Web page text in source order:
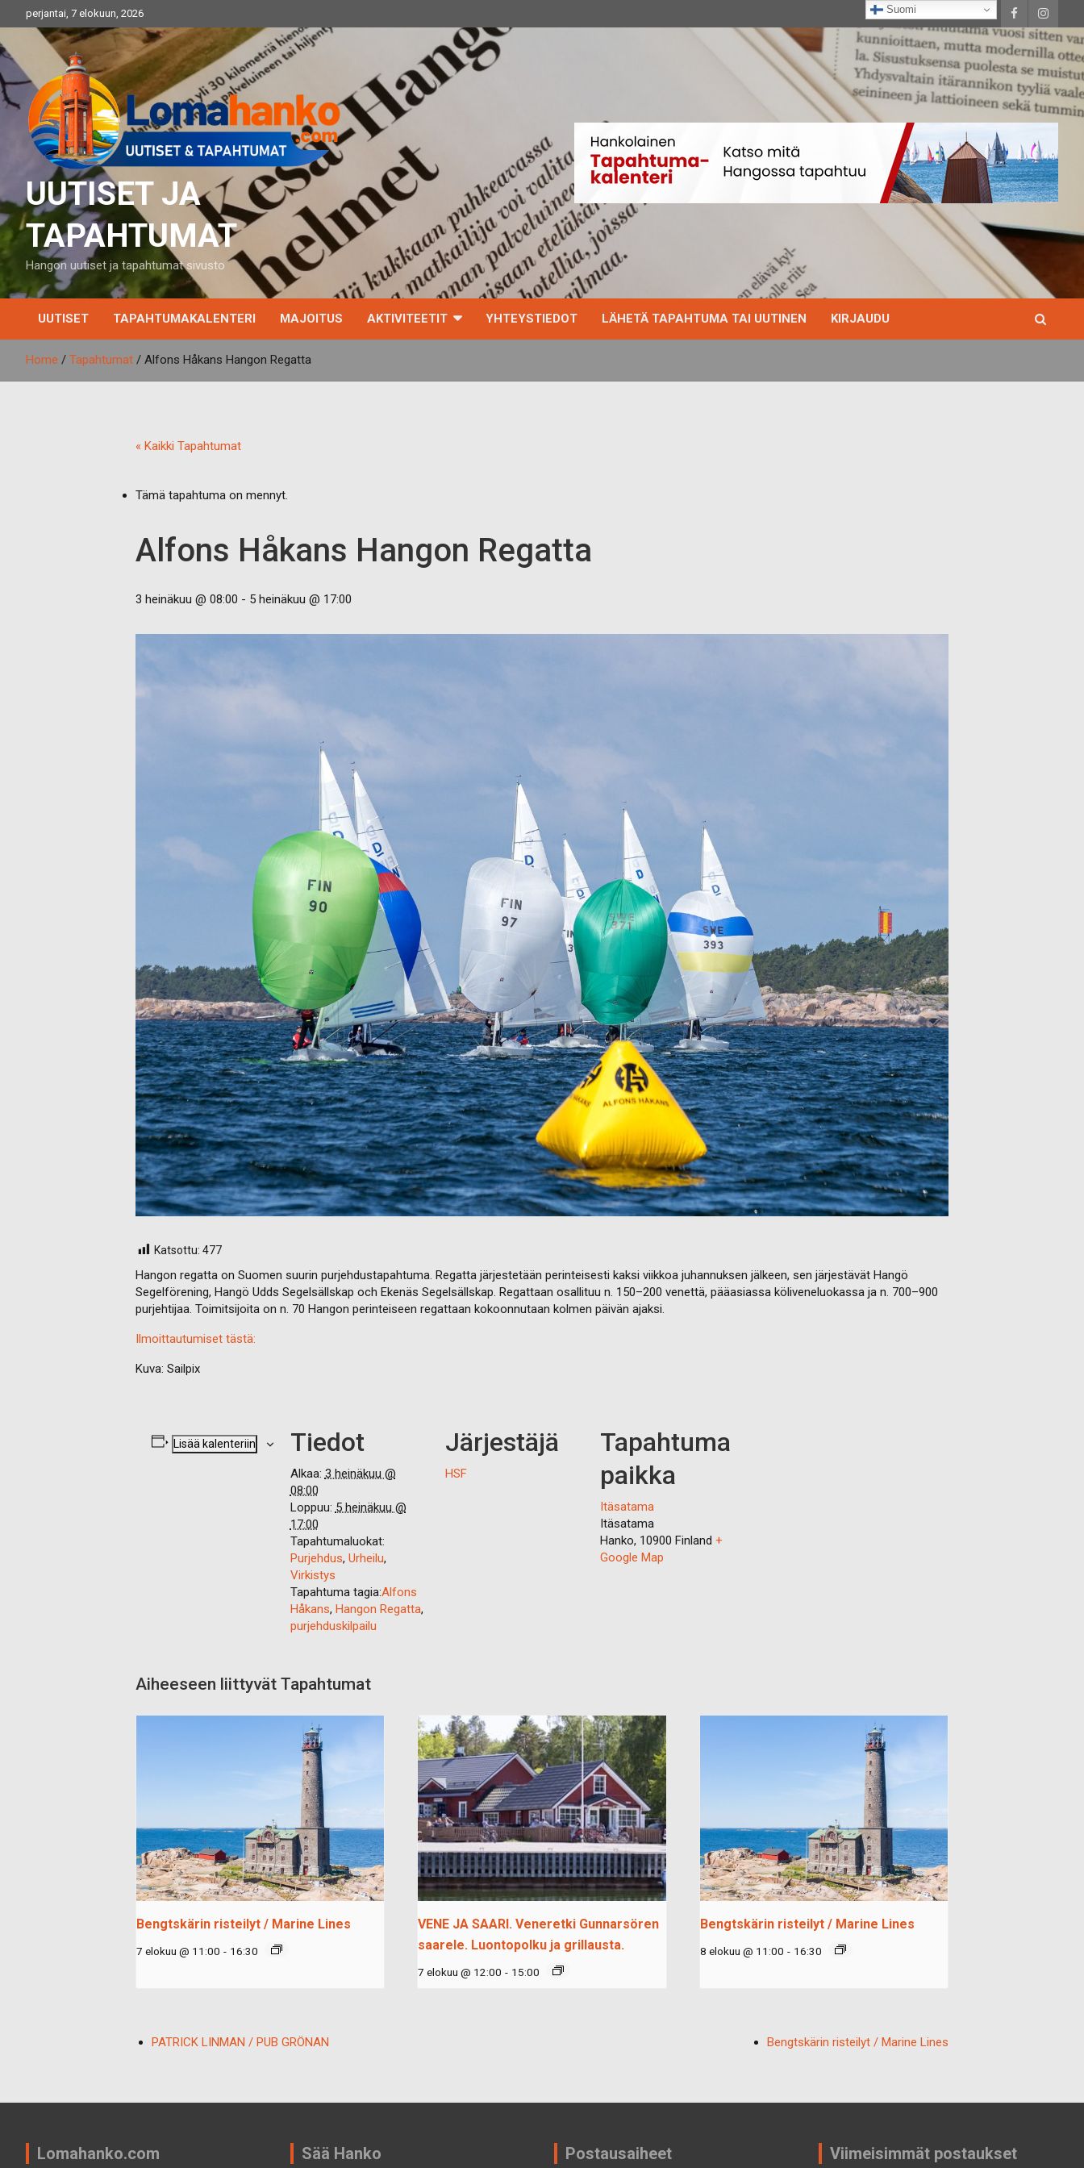
to
content
perjantai, 7 elokuun, 2026
UUTISET JA
TAPAHTUMAT
Hangon uutiset ja tapahtumat sivusto
UUTISET TAPAHTUMAKALENTERI MAJOITUS AKTIVITEETIT YHTEYSTIEDOT LÄHETÄ TAPAHTUMA TAI UUTINEN KIRJAUDU
Home Tapahtumat Alfons Håkans Hangon Regatta
« Kaikki Tapahtumat
Tämä tapahtuma on mennyt.
Alfons Håkans Hangon Regatta
3 heinäkuu @ 08:00 - 5 heinäkuu @ 17:00
Katsottu: 477
Hangon regatta on Suomen suurin purjehdustapahtuma. Regatta järjestetään perinteisesti kaksi viikkoa juhannuksen jälkeen, sen järjestävät Hangö
Segelförening, Hangö Udds Segelsällskap och Ekenäs Segelsällskap. Regattaan osallituu n. 150–200 venettä, pääasiassa köliveneluokassa ja n. 700–900
purjehtijaa. Toimitsijoita on n. 70 Hangon perinteiseen regattaan kokoonnutaan kolmen päivän ajaksi.
Ilmoittautumiset tästä:
Kuva: Sailpix
Lisää kalenteriin Tiedot
Alkaa: 3 heinäkuu @
08:00
Loppuu: 5 heinäkuu @
17:00
Tapahtumaluokat:
Purjehdus, Urheilu,
Virkistys
Tapahtuma tagia:Alfons
Håkans, Hangon Regatta,
purjehduskilpailu
Järjestäjä
HSF
Tapahtuma
paikka
Itäsatama
Itäsatama
Hanko, 10900 Finland +
Google Map
Aiheeseen liittyvät Tapahtumat
Bengtskärin risteilyt / Marine Lines
7 elokuu @ 11:00 - 16:30
VENE JA SAARI. Veneretki Gunnarsören
saarele. Luontopolku ja grillausta.
7 elokuu @ 12:00 - 15:00
Bengtskärin risteilyt / Marine Lines
8 elokuu @ 11:00 - 16:30
PATRICK LINMAN / PUB GRÖNAN Bengtskärin risteilyt / Marine Lines
Lomahanko.com Sää Hanko Postausaiheet Viimeisimmät postaukset
Suomi